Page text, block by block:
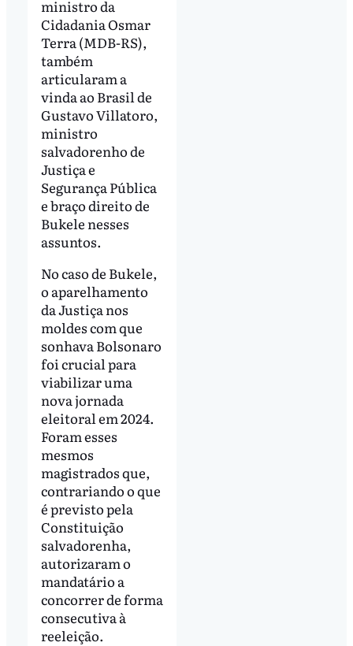
ministro da
Cidadania Osmar
Terra (MDB-RS),
também
articularam a
vinda ao Brasil de
Gustavo Villatoro,
ministro
salvadorenho de
Justiça e
Segurança Pública
e braço direito de
Bukele nesses
assuntos.
No caso de Bukele,
o aparelhamento
da Justiça nos
moldes com que
sonhava Bolsonaro
foi crucial para
viabilizar uma
nova jornada
eleitoral em 2024.
Foram esses
mesmos
magistrados que,
contrariando o que
é previsto pela
Constituição
salvadorenha,
autorizaram o
mandatário a
concorrer de forma
consecutiva à
reeleição.